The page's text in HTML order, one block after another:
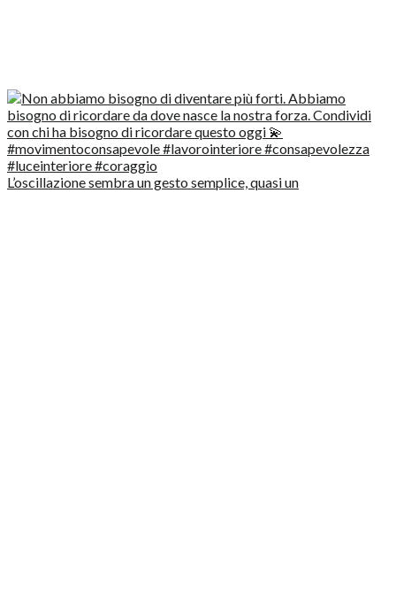
L’oscillazione sembra un gesto semplice, quasi un